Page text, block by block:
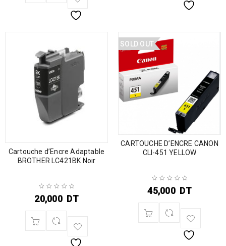
Cartouche d’Encre Adaptable
BROTHER LC421BK Noir
20,000 DT
SOLD OUT
CARTOUCHE D’ENCRE CANON
CLI-451 YELLOW
45,000 DT